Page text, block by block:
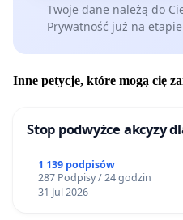
Twoje dane należą do
Prywatność już na
Inne petycje, które mogą cię
Stop podwyżce akcyzy
1 139 podpisów
287 Podpisy / 24 godzin
31 Jul 2026